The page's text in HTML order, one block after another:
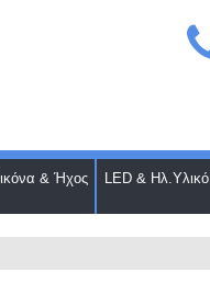
& Ήχος LED & Ηλ.Υλικό